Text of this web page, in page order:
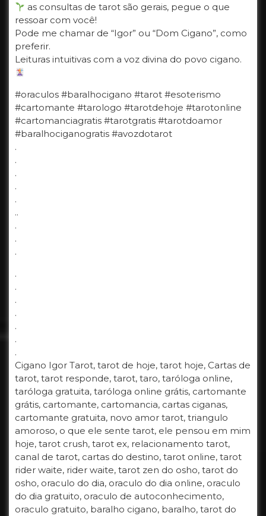
as consultas de tarot são gerais, pegue o que
ressoar com você!
Pode me chamar de “Igor” ou “Dom Cigano”, como
preferir.
Leituras intuitivas com a voz divina do povo cigano.
#oraculos #baralhocigano​​​​​​​​​​​​​​​​​​​ #tarot​​​​​​​​​​​​​​​​​​​ #esoterismo​​​​​​​​​​​​​​​​​​​
#cartomante​​​​​​​​​​​​​​​​​​​ #tarologo​​​​​​​​​​​ #tarotdehoje #tarotonline​​​​​​​​​​​​​​​​​​​
#cartomanciagratis​​​​​​​​​​​​​​​​​​​ #tarotgratis​​​​​​​​​​​​​​​​​​​ #tarotdoamor​​​​​​​​​​​​​​​​​​​
#baralhociganogratis​​​​​​​​​​​​​​​​​​​ #avozdotarot
.
.
.
.
.
..
.
.
.
.
.
.
.
.
.
.
Cigano Igor Tarot, tarot de hoje, tarot hoje, Cartas de
tarot, tarot responde, tarot, taro, taróloga online,
taróloga gratuita, taróloga online grátis, cartomante
grátis, cartomante, cartomancia, cartas ciganas,
cartomante gratuita, novo amor tarot, triangulo
amoroso, o que ele sente tarot, ele pensou em mim
hoje, tarot crush, tarot ex, relacionamento tarot,
canal de tarot, cartas do destino, tarot online, tarot
rider waite, rider waite, tarot zen do osho, tarot do
osho, oraculo do dia, oraculo do dia online, oraculo
do dia gratuito, oraculo de autoconhecimento,
oraculo gratuito, baralho cigano, baralho, tarot do